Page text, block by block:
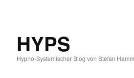
HYPS
Hypno-Systemischer Blog von Stefan